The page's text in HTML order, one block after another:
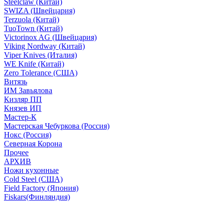
Steelclaw (Китай)
SWIZA (Швейцария)
Terzuola (Китай)
TuoTown (Китай)
Victorinox AG (Швейцария)
Viking Nordway (Китай)
Viper Knives (Италия)
WE Knife (Китай)
Zero Tolerance (США)
Витязь
ИМ Завьялова
Кизляр ПП
Князев ИП
Мастер-К
Мастерская Чебуркова (Россия)
Нокс (Россия)
Северная Корона
Прочее
АРХИВ
Ножи кухонные
Cold Steel (США)
Field Factory (Япония)
Fiskars(Финляндия)